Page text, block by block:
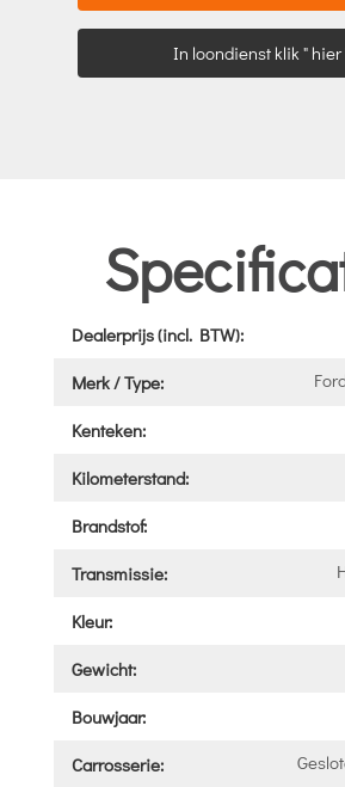
In loondienst klik " hier
Dealerprijs (incl. BTW):
Merk / Type:
Kenteken:
Kilometerstand:
Brandstof:
Transmissie:
Kleur:
Gewicht:
Bouwjaar:
Carrosserie: